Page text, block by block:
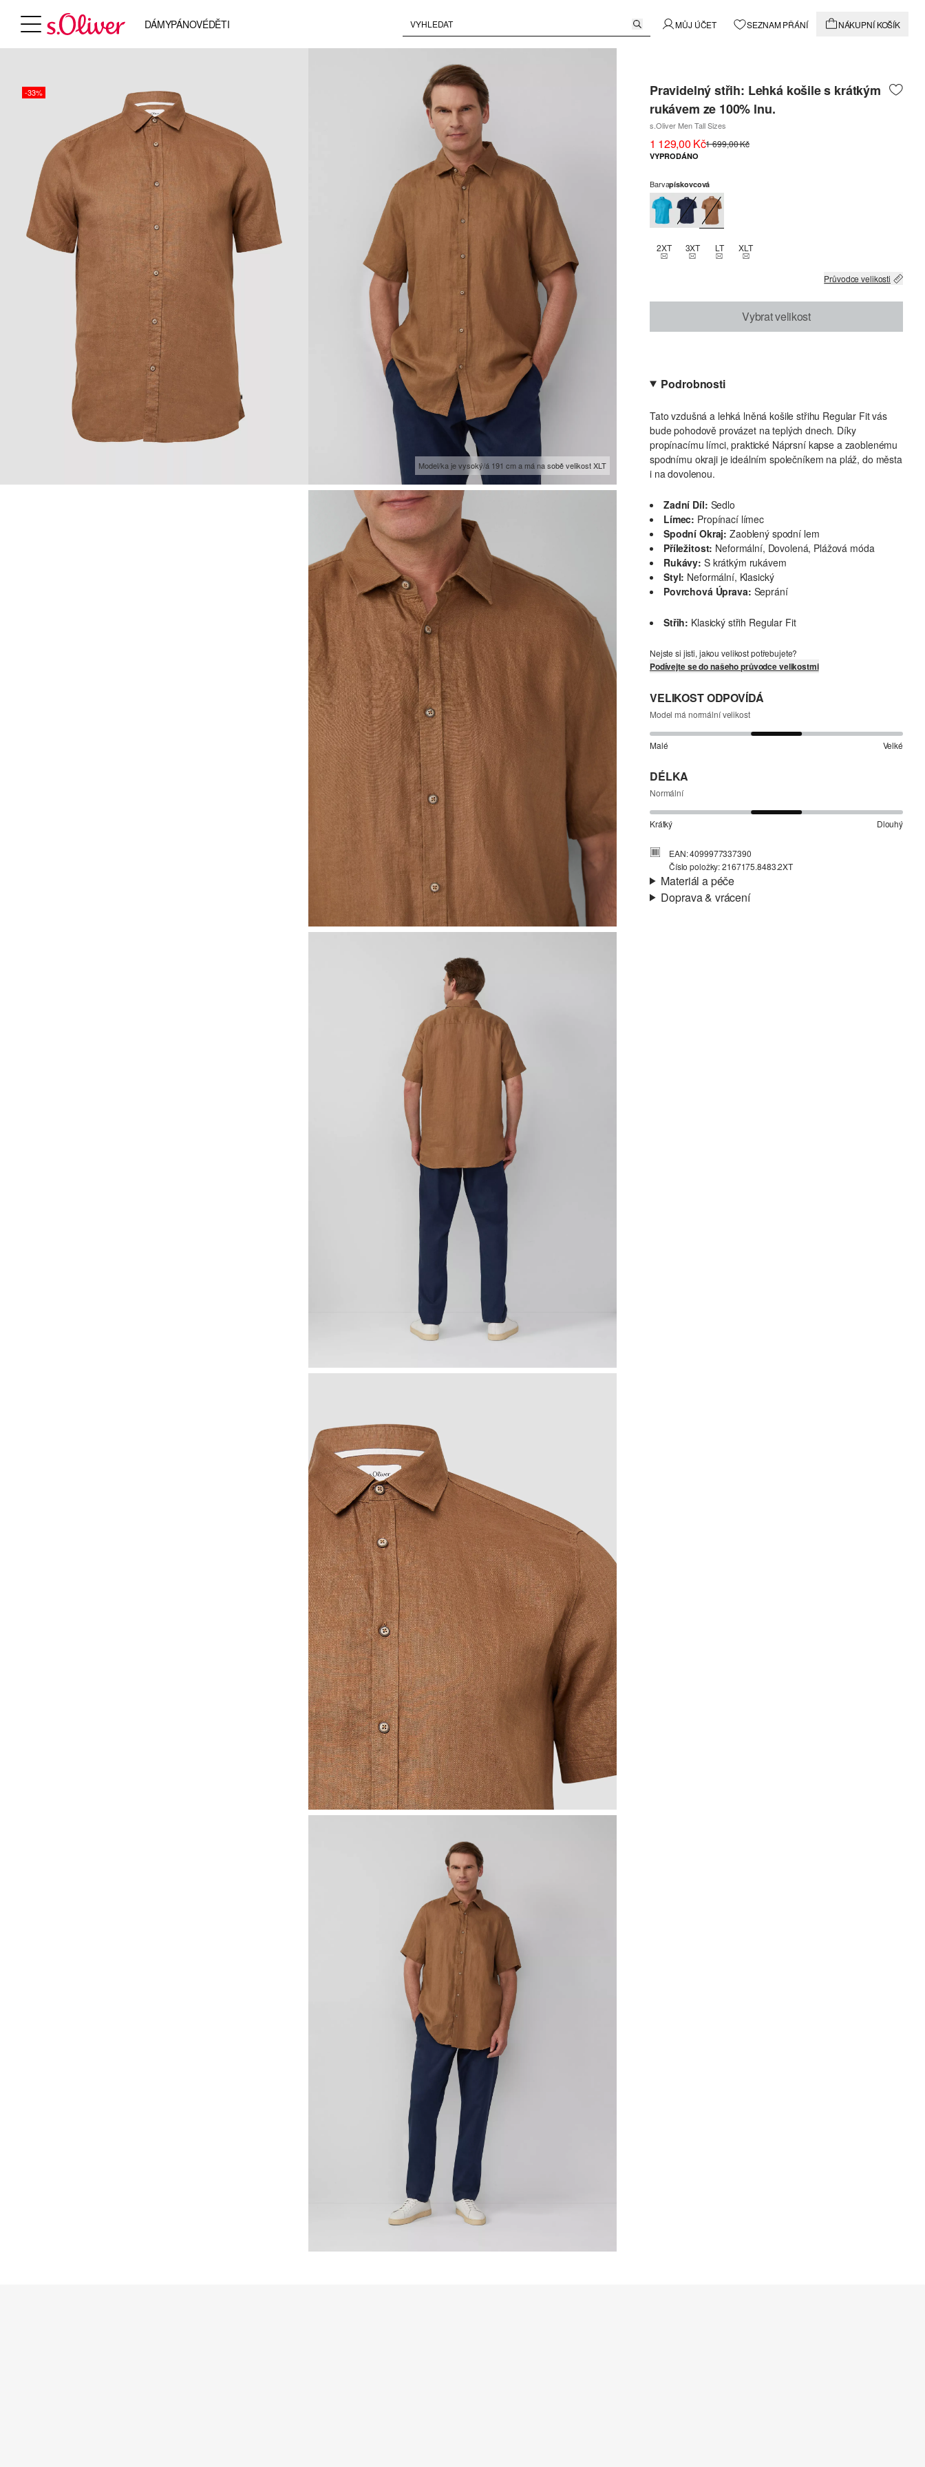
DÁMYPÁNOVÉDĚTI MŮJ ÚČET SEZNAM PŘÁNÍ NÁKUPNÍ KOŠÍK
-33%
Model/ka je vysoký/á 191 cm a má na sobě velikost XLT
Pravidelný střih: Lehká košile s krátkým
rukávem ze 100% lnu.
s.Oliver Men Tall Sizes
1 129,00 Kč1 699,00 Kč
VYPRODÁNO
Barvapískovcová
2XTTHIS SIZE IS CURRENTLY OUT OF STOCK
3XTTHIS SIZE IS CURRENTLY OUT OF STOCK
LT
THIS SIZE IS CURRENTLY OUT OF STOCK
XLTTHIS SIZE IS CURRENTLY OUT OF STOCK
Průvodce velikosti
Vybrat velikost
Podrobnosti
Tato vzdušná a lehká lněná košile střihu Regular Fit vás
bude pohodově provázet na teplých dnech. Díky
propínacímu límci, praktické Náprsní kapse a zaoblenému
spodnímu okraji je ideálním společníkem na pláž, do města
i na dovolenou.
Zadní Díl: Sedlo
Límec: Propínací límec
Spodní Okraj: Zaoblený spodní lem
Příležitost: Neformální, Dovolená, Plážová móda
Rukávy: S krátkým rukávem
Styl: Neformální, Klasický
Povrchová Úprava: Seprání
Střih: Klasický střih Regular Fit
Nejste si jisti, jakou velikost potřebujete?
Podívejte se do našeho průvodce velikostmi
VELIKOST ODPOVÍDÁ
Model má normální velikost
Malé Velké
DÉLKA
Normální
Krátký Dlouhý
EAN: 4099977337390
Číslo položky: 2167175.8483.2XT
Materiál a péče
Doprava & vrácení